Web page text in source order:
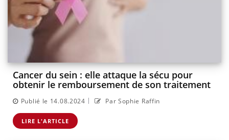
Cancer du sein : elle attaque la sécu pour
obtenir le remboursement de son traitement
Publié le 14.08.2024 | Par Sophie Raffin
LIRE L'ARTICLE